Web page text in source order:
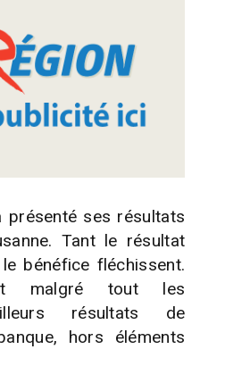
présenté ses résultats
Tant le résultat
bénéfice fléchissent.
malgré tout les
résultats de
hors éléments